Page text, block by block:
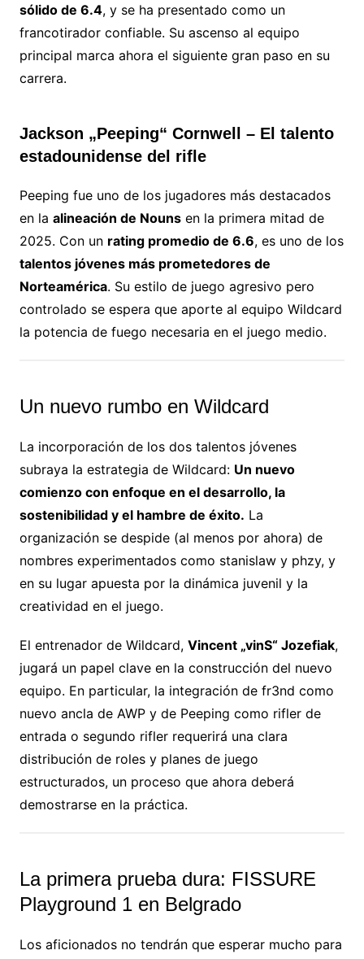
sólido de 6.4, y se ha presentado como un
francotirador confiable. Su ascenso al equipo
principal marca ahora el siguiente gran paso en su
carrera.
Jackson „Peeping“ Cornwell – El talento
estadounidense del rifle
Peeping fue uno de los jugadores más destacados
en la alineación de Nounsen la primera mitad de
2025. Con un rating promedio de 6.6, es uno de los
talentos jóvenes más prometedores de
Norteamérica. Su estilo de juego agresivo pero
controlado se espera que aporte al equipo Wildcard
la potencia de fuego necesaria en el juego medio.
Un nuevo rumbo en Wildcard
La incorporación de los dos talentos jóvenes
subraya la estrategia de Wildcard: Un nuevo
comienzo con enfoque en el desarrollo, la
sostenibilidad y el hambre de éxito. La
organización se despide (al menos por ahora) de
nombres experimentados como stanislaw y phzy, y
en su lugar apuesta por la dinámica juvenil y la
creatividad en el juego.
El entrenador de Wildcard, Vincent „vinS“ Jozefiak,
jugará un papel clave en la construcción del nuevo
equipo. En particular, la integración de fr3nd como
nuevo ancla de AWP y de Peeping como rifler de
entrada o segundo rifler requerirá una clara
distribución de roles y planes de juego
estructurados, un proceso que ahora deberá
demostrarse en la práctica.
La primera prueba dura: FISSURE
Playground 1 en Belgrado
Los aficionados no tendrán que esperar mucho para